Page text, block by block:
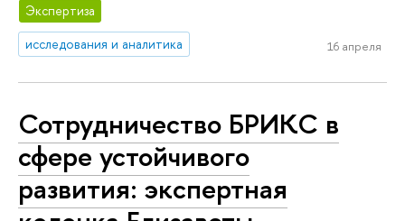
Экспертиза
исследования и аналитика
16 апреля
Сотрудничество БРИКС в
сфере устойчивого
развития: экспертная